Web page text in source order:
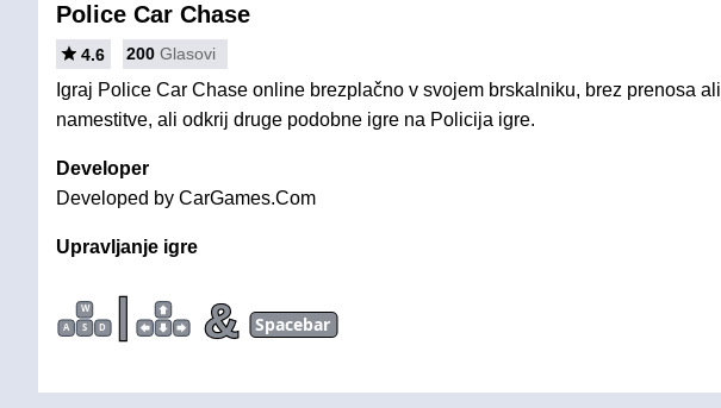
Police Car Chase
4.6 200 Glasovi
Igraj Police Car Chase online brezplačno v svojem brskalniku, brez prenosa ali
namestitve, ali odkrij druge podobne igre na Policija igre.
Developer
Developed by CarGames.Com
Upravljanje igre
W
A
S D | & Spacebar